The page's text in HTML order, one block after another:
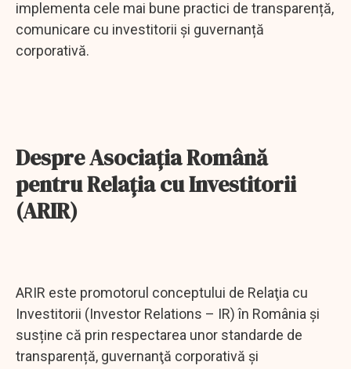
implementa cele mai bune practici de transparență,
comunicare cu investitorii și guvernanță
corporativă.
Despre Asociația Română
pentru Relația cu Investitorii
(ARIR)
ARIR este promotorul conceptului de Relaţia cu
Investitorii (Investor Relations – IR) în România și
susține că prin respectarea unor standarde de
transparență, guvernanţă corporativă și